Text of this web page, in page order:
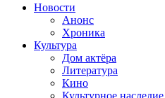
Новости
Анонс
Хроника
Культура
Дом актёра
Литература
Кино
Культурное наследие